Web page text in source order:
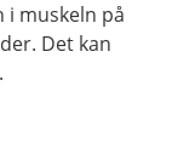
i muskeln på
Det kan